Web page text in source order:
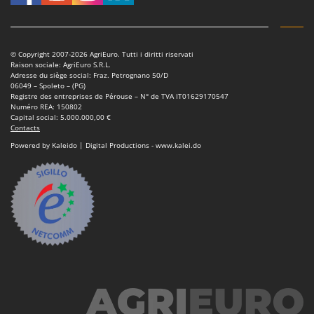
© Copyright 2007-2026 AgriEuro. Tutti i diritti riservati
Raison sociale: AgriEuro S.R.L.
Adresse du siège social: Fraz. Petrognano 50/D
06049 – Spoleto – (PG)
Registre des entreprises de Pérouse – N° de TVA IT01629170547
Numéro REA: 150802
Capital social: 5.000.000,00 €
Contacts
Powered by Kaleido | Digital Productions - www.kalei.do